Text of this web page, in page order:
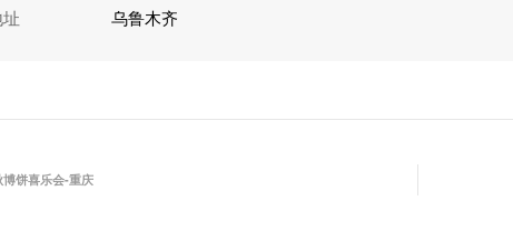
乌鲁木齐
饼喜乐会-重庆